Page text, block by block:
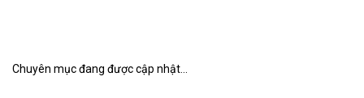
Chuyên mục đang được cập nhật...